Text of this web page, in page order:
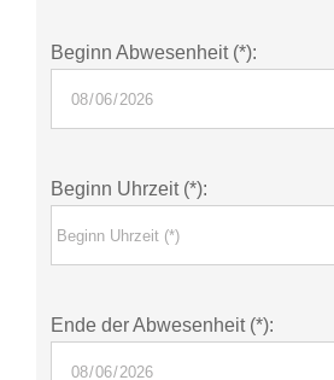
Beginn Abwesenheit (*):
Beginn Uhrzeit (*):
Ende der Abwesenheit (*):